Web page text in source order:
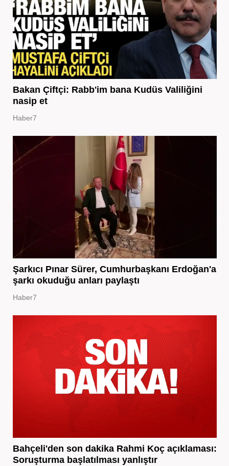
Bakan Çiftçi: Rabb'im bana Kudüs Valiliğini
nasip et
Haber7
Şarkıcı Pınar Sürer, Cumhurbaşkanı Erdoğan'a
şarkı okuduğu anları paylaştı
Haber7
Bahçeli'den son dakika Rahmi Koç açıklaması:
Soruşturma başlatılması yanlıştır